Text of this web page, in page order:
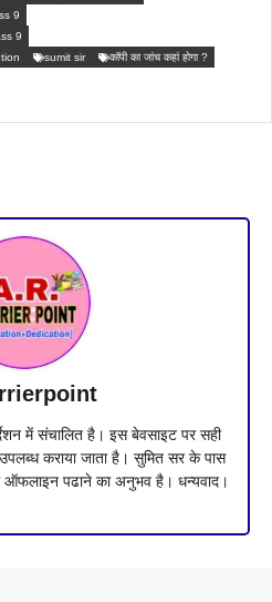
9
9
sumit sir
कॉपी का जांच कहां होगा ?
में संचालित है। इस बेवसाइट पर सही
कराया जाता है। सुमित सर के पास
पढाने का अनुभव है। धन्यवाद।